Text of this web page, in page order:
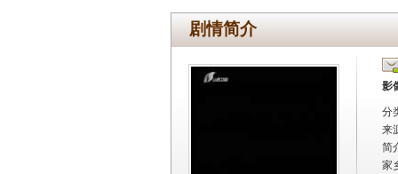
剧情简介
影
分
来
简
家